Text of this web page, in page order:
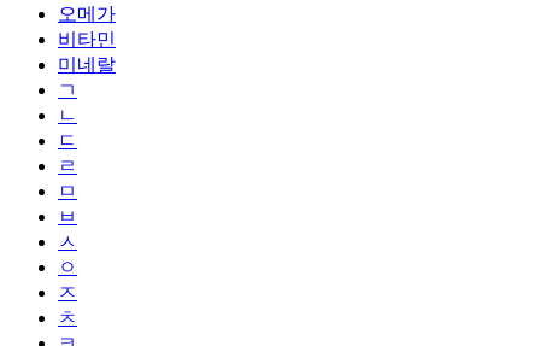
오메가
비타민
미네랄
ㄱ
ㄴ
ㄷ
ㄹ
ㅁ
ㅂ
ㅅ
ㅇ
ㅈ
ㅊ